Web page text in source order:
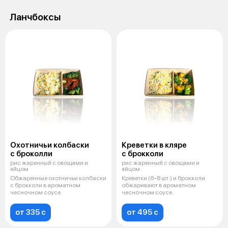
Ланчбоксы
Охотничьи колбаски
с броколли
рис жаренный с овощами и
яйцом
Обжаренные охотничьи колбаски
с брокколи в ароматном
чесночном соусе.
от 335 c
Креветки в кляре
с брокколи
рис жаренный с овощами и
яйцом
Креветки (6–8 шт.) и брокколи
обжаривают в ароматном
чесночном соусе.
от 495 c